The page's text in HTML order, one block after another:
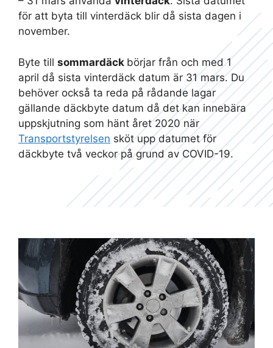
för att byta till vinterdäck blir då sista dagen i
november.
Byte till sommardäck börjar från och med 1
april då sista vinterdäck datum är 31 mars. Du
behöver också ta reda på rådande lagar
gällande däckbyte datum då det kan innebära
uppskjutning som hänt året 2020 när
Transportstyrelsen sköt upp datumet för
däckbyte två veckor på grund av COVID-19.